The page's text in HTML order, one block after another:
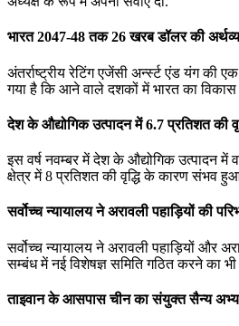
भारत 2047-48 तक 26 खरब डॉलर की
अंतर्राष्ट्रीय रेटिंग एजेंसी अर्न्स्ट एंड यंग की
गया है कि आने वाले दशकों में भारत का विकास
देश के औद्योगिक उत्पादन में 6.7 प्रतिशत की
इस वर्ष नवम्‍बर में देश के औद्योगिक उत्‍पादन में
क्षेत्र में 8 प्रतिशत की वृद्धि के कारण संभव
सर्वोच्‍च न्‍यायालय ने अरावली पहाड़ियों की
सर्वोच्‍च न्‍यायालय ने अरावली पहाड़ियों और
सम्‍बंध में नई विशेषज्ञ समिति गठित करने का
ताइवान के आसपास चीन का संयुक्त सैन्य